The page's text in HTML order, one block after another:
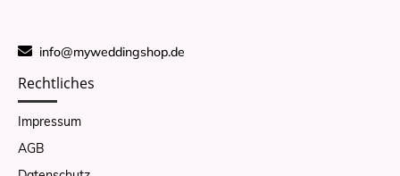
info@myweddingshop.de
Rechtliches
Impressum
AGB